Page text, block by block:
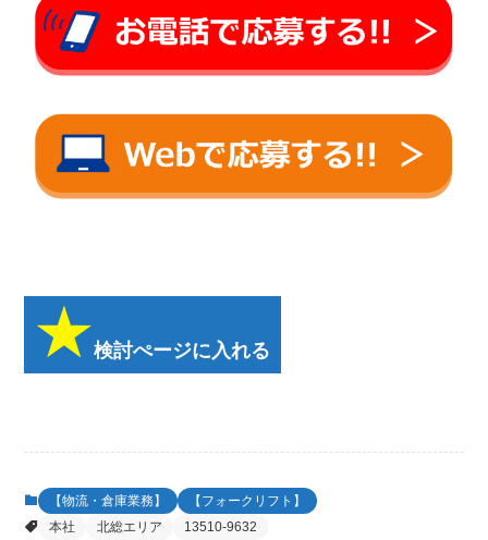
検討ぺージに入れる
【物流・倉庫業務】
【フォークリフト】
本社
北総エリア 13510-9632